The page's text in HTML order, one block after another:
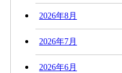
2026年8月
2026年7月
2026年6月